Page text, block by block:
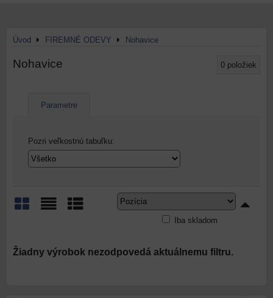
Úvod FIREMNÉ ODEVY Nohavice
Nohavice 0 položiek
Parametre
Pozri veľkostnú tabuľku:
Iba skladom